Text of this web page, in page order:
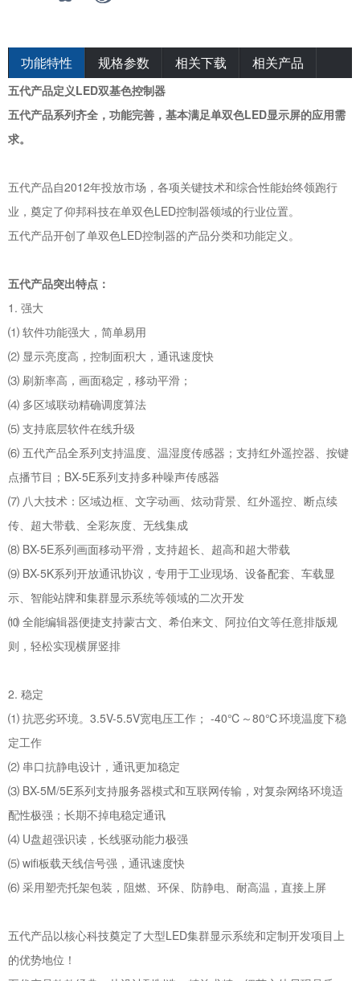
功能特性 规格参数 相关下载 相关产品
五代产品定义LED双基色控制器
五代产品系列齐全，功能完善，基本满足单双色LED显示屏的应用需
求。
五代产品自2012年投放市场，各项关键技术和综合性能始终领跑行
业，奠定了仰邦科技在单双色LED控制器领域的行业位置。
五代产品开创了单双色LED控制器的产品分类和功能定义。
五代产品突出特点：
1. 强大
⑴ 软件功能强大，简单易用
⑵ 显示亮度高，控制面积大，通讯速度快
⑶ 刷新率高，画面稳定，移动平滑；
⑷ 多区域联动精确调度算法
⑸ 支持底层软件在线升级
⑹ 五代产品全系列支持温度、温湿度传感器；支持红外遥控器、按键
点播节目；BX-5E系列支持多种噪声传感器
⑺ 八大技术：区域边框、文字动画、炫动背景、红外遥控、断点续
传、超大带载、全彩灰度、无线集成
⑻ BX-5E系列画面移动平滑，支持超长、超高和超大带载
⑼ BX-5K系列开放通讯协议，专用于工业现场、设备配套、车载显
示、智能站牌和集群显示系统等领域的二次开发
⑽ 全能编辑器便捷支持蒙古文、希伯来文、阿拉伯文等任意排版规
则，轻松实现横屏竖排
2. 稳定
⑴ 抗恶劣环境。3.5V-5.5V宽电压工作； -40℃～80℃环境温度下稳
定工作
⑵ 串口抗静电设计，通讯更加稳定
⑶ BX-5M/5E系列支持服务器模式和互联网传输，对复杂网络环境适
配性极强；长期不掉电稳定通讯
⑷ U盘超强识读，长线驱动能力极强
⑸ wifi板载天线信号强，通讯速度快
⑹ 采用塑壳托架包装，阻燃、环保、防静电、耐高温，直接上屏
五代产品以核心科技奠定了大型LED集群显示系统和定制开发项目上
的优势地位！